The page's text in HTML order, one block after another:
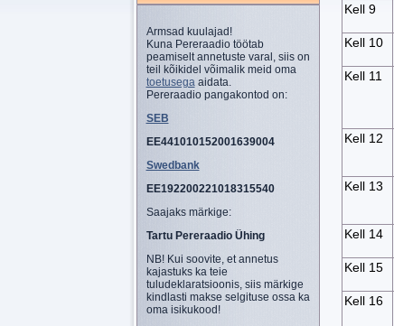
Armsad kuulajad!
Kuna Pereraadio töötab
peamiselt annetuste varal, siis on
teil kõikidel võimalik meid oma
toetusegaaidata.
Pereraadio pangakontod on:
SEB
EE441010152001639004
Swedbank
EE192200221018315540
Saajaks märkige:
Tartu Pereraadio Ühing
NB! Kui soovite, et annetus
kajastuks ka teie
tuludeklaratsioonis, siis märkige
kindlasti makse selgituse ossa ka
oma isikukood!
Kell 9
Kell 10
Kell 11
Kell 12
Kell 13
Kell 14
Kell 15
Kell 16